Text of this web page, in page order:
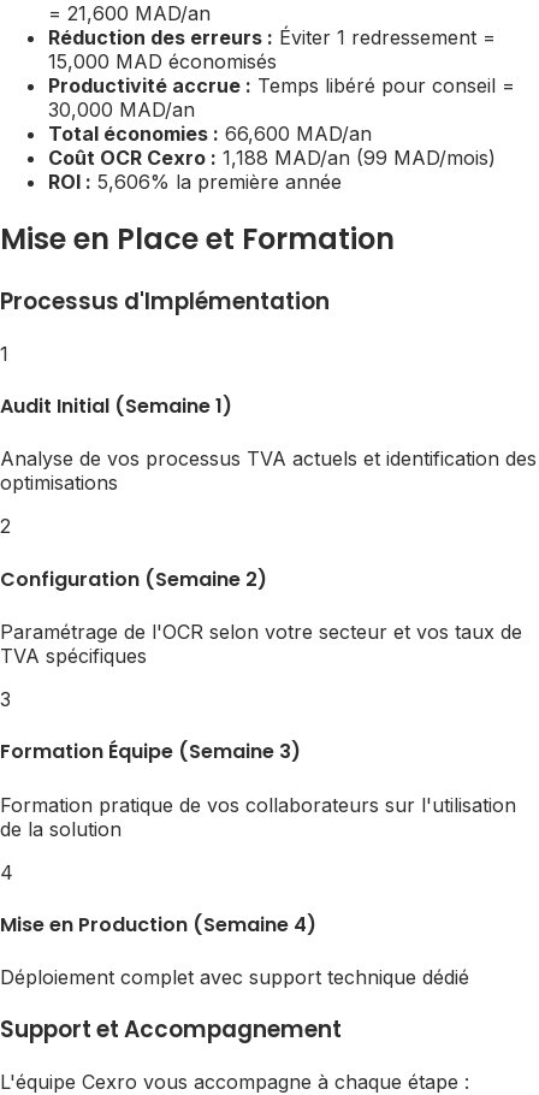
= 21,600 MAD/an
Réduction des erreurs : Éviter 1 redressement =
15,000 MAD économisés
Productivité accrue : Temps libéré pour conseil =
30,000 MAD/an
Total économies : 66,600 MAD/an
Coût OCR Cexro : 1,188 MAD/an (99 MAD/mois)
ROI : 5,606% la première année
Mise en Place et Formation
Processus d'Implémentation
1
Audit Initial (Semaine 1)
Analyse de vos processus TVA actuels et identification des
optimisations
2
Configuration (Semaine 2)
Paramétrage de l'OCR selon votre secteur et vos taux de
TVA spécifiques
3
Formation Équipe (Semaine 3)
Formation pratique de vos collaborateurs sur l'utilisation
de la solution
4
Mise en Production (Semaine 4)
Déploiement complet avec support technique dédié
Support et Accompagnement
L'équipe Cexro vous accompagne à chaque étape :